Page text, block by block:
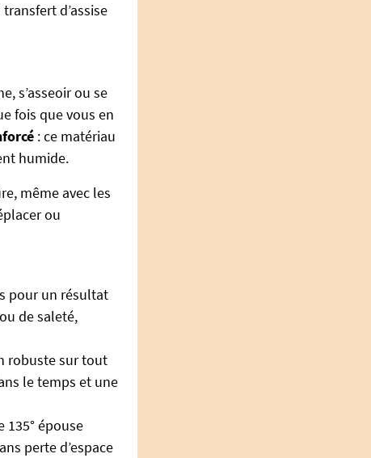
d’assise
s’asseoir ou se
fois que vous en
: ce matériau
humide.
même avec les
ou
pour un résultat
de saleté,
robuste sur tout
le temps et une
135° épouse
perte d’espace